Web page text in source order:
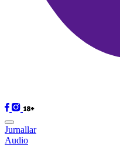
Jurnallar
Audio